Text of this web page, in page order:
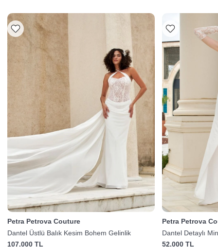
Petra Petrova Couture
Dantel Üstlü Balık Kesim Bohem Gelinlik
107.000 TL
Petra Petrova
Dantel Detaylı
52.000 TL